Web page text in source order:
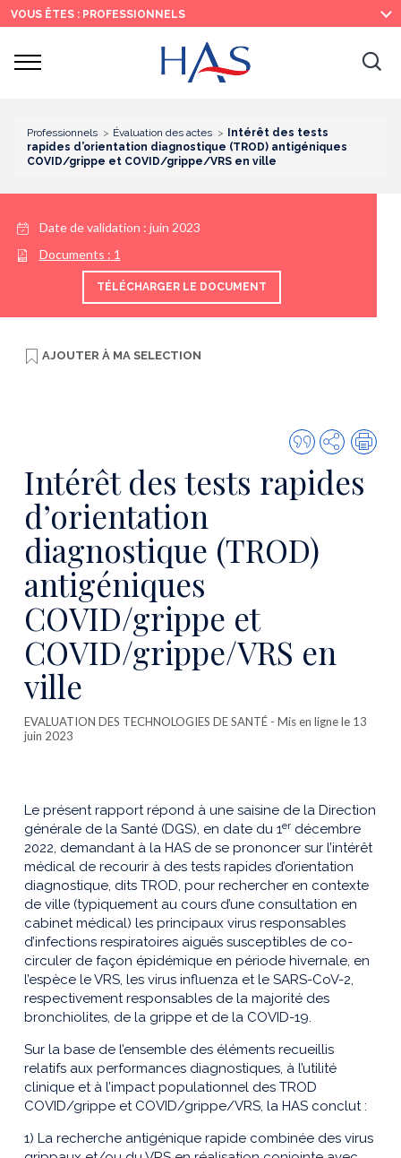
Recherche
Menu
principal
Contenu
principal
VOUS ÊTES : PROFESSIONNELS
Ouvrir
Professionnels Évaluation des actes
Intérêt des tests
rapides d’orientation diagnostique (TROD) antigéniques
COVID/grippe et COVID/grippe/VRS en ville
Date de validation : juin 2023
Documents : 1
TÉLÉCHARGER LE DOCUMENT
AJOUTER À MA SELECTION
Citer
cette
publication
Partager
Intérêt des tests rapides
d’orientation
diagnostique (TROD)
antigéniques
COVID/grippe et
COVID/grippe/VRS en
ville
EVALUATION DES TECHNOLOGIES DE SANTÉ - Mis en ligne le 13
juin 2023
Le présent rapport répond à une saisine de la Direction
générale de la Santé (DGS), en date du 1er décembre
2022, demandant à la HAS de se prononcer sur l’intérêt
médical de recourir à des tests rapides d’orientation
diagnostique, dits TROD, pour rechercher en contexte
de ville (typiquement au cours d’une consultation en
cabinet médical) les principaux virus responsables
d’infections respiratoires aiguës susceptibles de co-
circuler de façon épidémique en période hivernale, en
l’espèce le VRS, les virus influenza et le SARS-CoV-2,
respectivement responsables de la majorité des
bronchiolites, de la grippe et de la COVID-19.
Sur la base de l’ensemble des éléments recueillis
relatifs aux performances diagnostiques, à l’utilité
clinique et à l’impact populationnel des TROD
COVID/grippe et COVID/grippe/VRS, la HAS conclut :
1) La recherche antigénique rapide combinée des virus